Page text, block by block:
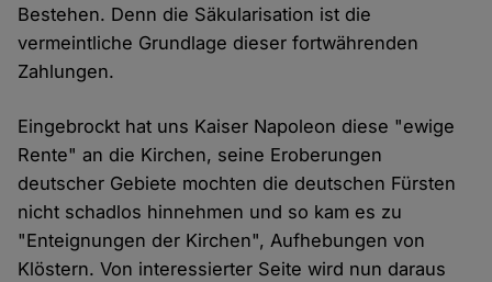
Bestehen. Denn die Säkularisation ist die
vermeintliche Grundlage dieser fortwährenden
Zahlungen.
Eingebrockt hat uns Kaiser Napoleon diese "ewige
Rente" an die Kirchen, seine Eroberungen
deutscher Gebiete mochten die deutschen Fürsten
nicht schadlos hinnehmen und so kam es zu
"Enteignungen der Kirchen", Aufhebungen von
Klöstern. Von interessierter Seite wird nun daraus